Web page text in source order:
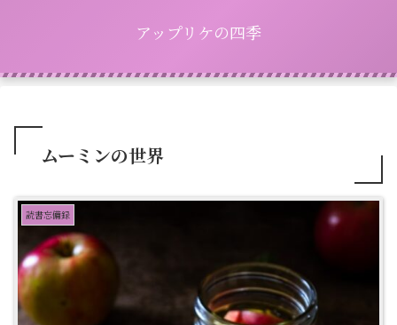
アップリケの四季
ムーミンの世界
読書忘備録